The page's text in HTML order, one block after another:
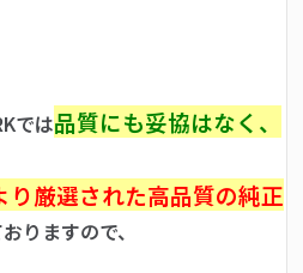
では品質にも妥協はなく、
厳選された高品質の純正
りますので、